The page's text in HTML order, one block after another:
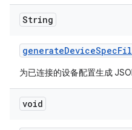
String
generateDeviceSpec
为已连接的设备配置生成
void